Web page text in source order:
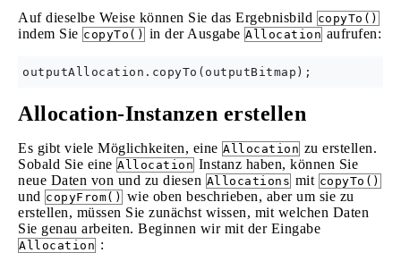
Auf dieselbe Weise können Sie das Ergebnisbild copyTo()
indem Sie copyTo() in der Ausgabe Allocation aufrufen:
Allocation-Instanzen erstellen
Es gibt viele Möglichkeiten, eine Allocation zu erstellen.
Sobald Sie eine Allocation Instanz haben, können Sie
neue Daten von und zu diesen Allocations mit copyTo()
und copyFrom() wie oben beschrieben, aber um sie zu
erstellen, müssen Sie zunächst wissen, mit welchen Daten
Sie genau arbeiten. Beginnen wir mit der Eingabe
Allocation :